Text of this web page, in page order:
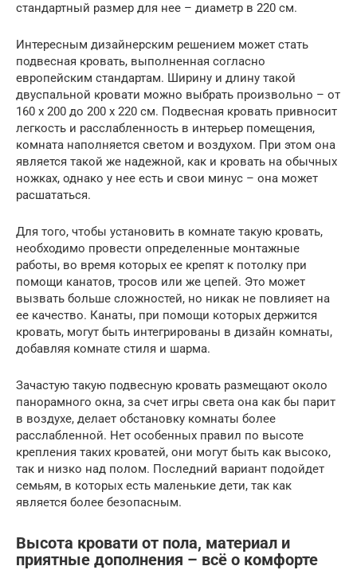
стандартный размер для нее – диаметр в 220 см.
Интересным дизайнерским решением может стать
подвесная кровать, выполненная согласно
европейским стандартам. Ширину и длину такой
двуспальной кровати можно выбрать произвольно – от
160 х 200 до 200 х 220 см. Подвесная кровать привносит
легкость и расслабленность в интерьер помещения,
комната наполняется светом и воздухом. При этом она
является такой же надежной, как и кровать на обычных
ножках, однако у нее есть и свои минус – она может
расшататься.
Для того, чтобы установить в комнате такую кровать,
необходимо провести определенные монтажные
работы, во время которых ее крепят к потолку при
помощи канатов, тросов или же цепей. Это может
вызвать больше сложностей, но никак не повлияет на
ее качество. Канаты, при помощи которых держится
кровать, могут быть интегрированы в дизайн комнаты,
добавляя комнате стиля и шарма.
Зачастую такую подвесную кровать размещают около
панорамного окна, за счет игры света она как бы парит
в воздухе, делает обстановку комнаты более
расслабленной. Нет особенных правил по высоте
крепления таких кроватей, они могут быть как высоко,
так и низко над полом. Последний вариант подойдет
семьям, в которых есть маленькие дети, так как
является более безопасным.
Высота кровати от пола, материал и
приятные дополнения – всё о комфорте